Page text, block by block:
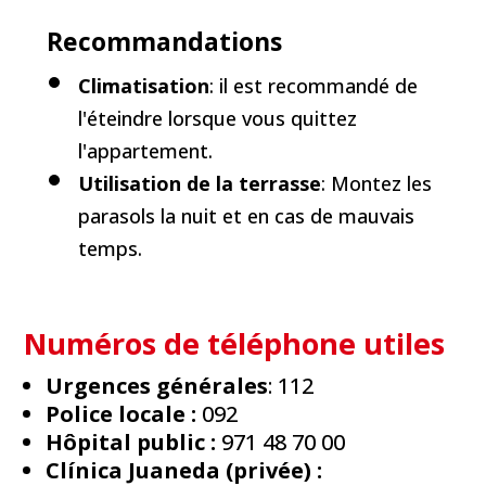
Recommandations
Climatisation: il est recommandé de
l'éteindre lorsque vous quittez
l'appartement.
Utilisation de la terrasse: Montez les
parasols la nuit et en cas de mauvais
temps.
Numéros de téléphone utiles
Urgences générales: 112
Police locale : 092
Hôpital public : 971 48 70 00
Clínica Juaneda (privée) :